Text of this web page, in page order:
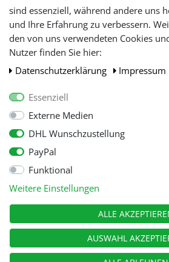
sind essenziell, während andere uns
und Ihre Erfahrung zu verbessern.
den von uns verwendeten Cookies
Nutzer finden Sie hier:
Daten­schutz­erklärung
Impressum
Essenziell
Externe Medien
DHL Wunschzustellung
PayPal
Funktional
Weitere Einstellungen
ALLE
AUSWAHL
Lieferbeschränkung
WIR AKZEPTIEREN
© Copyright 2026 Tooltraders GmbH.